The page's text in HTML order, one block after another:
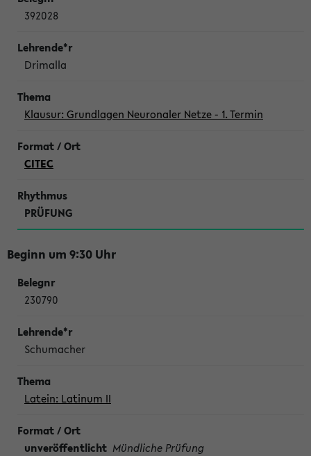
392028
Drimalla
Klausur: Grundlagen Neuronaler Netze - 1. Termin
CITEC
PRÜFUNG
Beginn um 9:30 Uhr
230790
Schumacher
Latein: Latinum II
unveröffentlicht Mündliche Prüfung